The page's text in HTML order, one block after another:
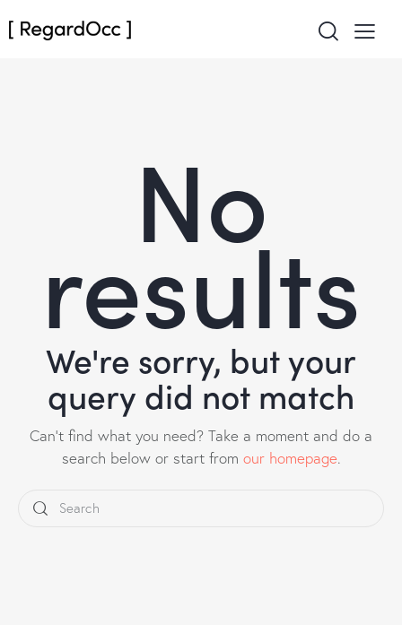
No
results
We're sorry, but your
query did not match
Can't find what you need? Take a moment and do a
search below or start from our homepage.